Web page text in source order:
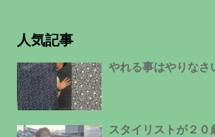
人気記事
やれる事はやりなさ
スタイリストが２０